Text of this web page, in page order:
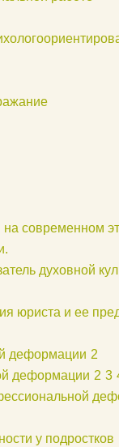
современном
духовной
юриста и ее
деформации 2
деформации 2 3
у подростков